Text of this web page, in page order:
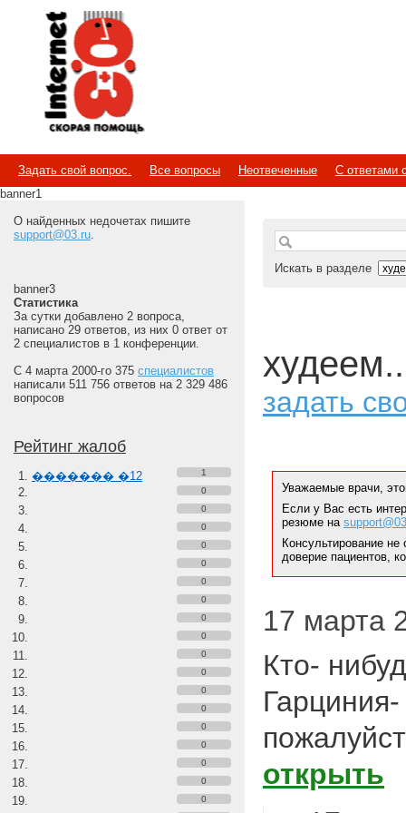
Internet
Скорая помощь
Задать свой вопрос. Все вопросы Неотвеченные
С ответами
banner1
О найденных недочетах пишите
support@03.ru.
banner3
Статистика
За сутки добавлено 2 вопроса,
написано 29 ответов, из них 0 ответ от
2 специалистов в 1 конференции.
С 4 марта 2000-го 375 специалистов
написали 511 756 ответов на 2 329 486
вопросов
Рейтинг жалоб
������� �12
1
0
0
0
0
0
0
0
0
0
0
0
0
0
0
0
0
0
0
Искать в разделе
задать
Уважаемые врачи,
Если у Вас есть
резюме на
Консультирование
доверие пациентов,
17 марта
Кто-
открыть